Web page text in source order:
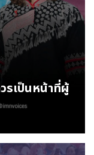
รเป็นหน้าที่ผู้